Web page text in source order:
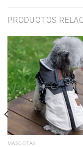
PRODUCTOS
MASCOTAS